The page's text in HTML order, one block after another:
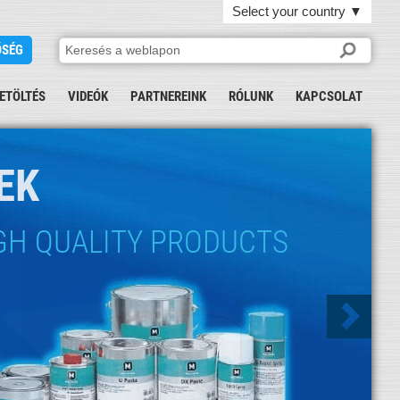
Select your country ▼
VIDEÓK PARTNEREINK RÓLUNK KAPCSOLAT
QUALITY PRODUCTS
THEY BELONG
BÁR)